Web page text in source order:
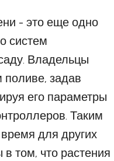
- это еще одно
систем
Владельцы
поливе, задав
его параметры
Таким
для других
том, что растения